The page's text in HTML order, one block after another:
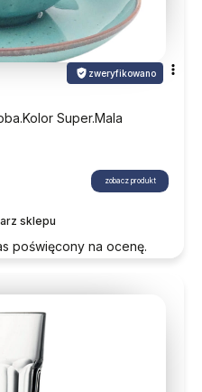
sklepu
poświęcony na ocenę.
zweryfikowano
Super.Mala
zobacz produkt